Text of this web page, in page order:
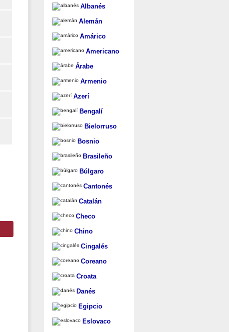
Albanés
Alemán
Amárico
Americano
Árabe
Armenio
Azerí
Bengalí
Bielorruso
Bosnio
Brasileño
Búlgaro
Cantonés
Catalán
Checo
Chino
Cingalés
Coreano
Croata
Danés
Egipcio
Eslovaco